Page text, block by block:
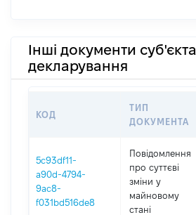
Інші документи суб'єкта
декларування
КОД
ТИП
ДОКУМЕНТА
5c93df11-
a90d-4794-
9ac8-
f031bd516de8
Повідомлення
про суттєві
зміни y
майновому
стані